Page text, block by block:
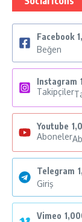
Facebook
Beğen
Instagram
Takipçiler
Youtube
Aboneler
Telegram
Giriş
Vimeo